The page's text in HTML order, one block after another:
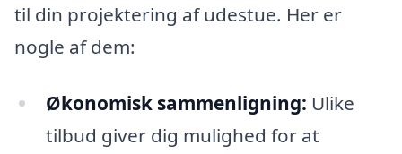
til din projektering af udestue. Her er
nogle af dem:
Økonomisk sammenligning: Ulike
tilbud giver dig mulighed for at